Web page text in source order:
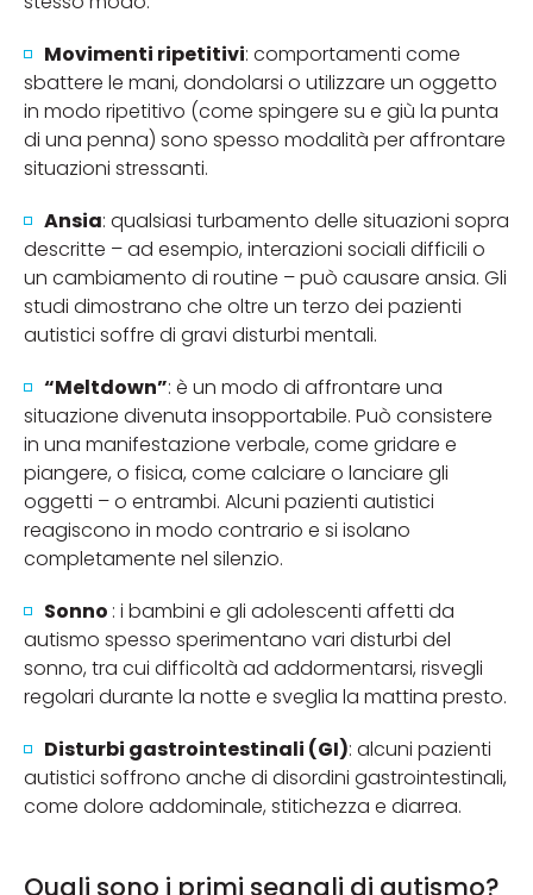
Movimenti ripetitivi: comportamenti come
sbattere le mani, dondolarsi o utilizzare un oggetto
in modo ripetitivo (come spingere su e giù la punta
di una penna) sono spesso modalità per affrontare
situazioni stressanti.
Ansia: qualsiasi turbamento delle situazioni sopra
descritte – ad esempio, interazioni sociali difficili o
un cambiamento di routine – può causare ansia. Gli
studi dimostrano che oltre un terzo dei pazienti
autistici soffre di gravi disturbi mentali.
“Meltdown”: è un modo di affrontare una
situazione divenuta insopportabile. Può consistere
in una manifestazione verbale, come gridare e
piangere, o fisica, come calciare o lanciare gli
oggetti – o entrambi. Alcuni pazienti autistici
reagiscono in modo contrario e si isolano
completamente nel silenzio.
Sonno : i bambini e gli adolescenti affetti da
autismo spesso sperimentano vari disturbi del
sonno, tra cui difficoltà ad addormentarsi, risvegli
regolari durante la notte e sveglia la mattina presto.
Disturbi gastrointestinali (GI): alcuni pazienti
autistici soffrono anche di disordini gastrointestinali,
come dolore addominale, stitichezza e diarrea.
Quali sono i primi segnali di autismo?